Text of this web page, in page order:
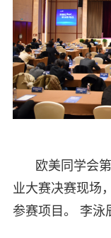
欧美同学会
业大赛决赛现场
参赛项目。 李泳